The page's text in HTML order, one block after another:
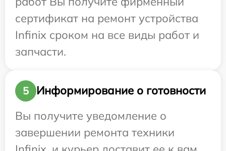
сертификат на ремонт устройства
Infinix сроком на все виды работ и
запчасти.
5
Информирование о готовности
Вы получите уведомление о
завершении ремонта техники